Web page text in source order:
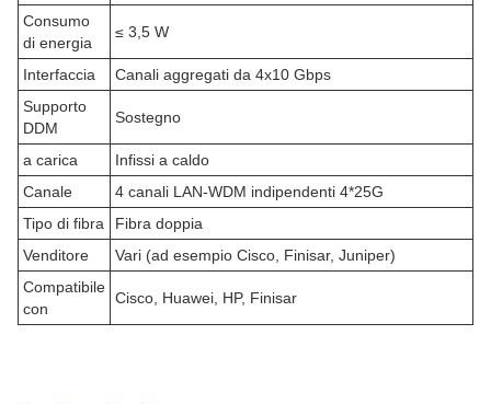
Consumo
di energia
≤ 3,5 W
Interfaccia
Canali aggregati da 4x10 Gbps
Supporto
DDM
Sostegno
a carica
Infissi a caldo
Canale
4 canali LAN-WDM indipendenti 4*25G
Tipo di fibra
Fibra doppia
Venditore
Vari (ad esempio Cisco, Finisar, Juniper)
Compatibile
con
Cisco, Huawei, HP, Finisar